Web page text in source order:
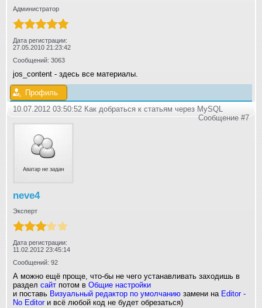
Администратор
Дата регистрации:
27.05.2010 21:23:42
Сообщений: 3063
jos_content - здесь все материалы.
Профиль
10.07.2012 03:50:52 Как добраться к статьям через MySQL
Сообщение #7
neve4
Эксперт
Дата регистрации:
11.02.2012 23:45:14
Сообщений: 92
А можно ещё проще, что-бы не чего устанавливать заходишь в
раздел сайт потом в Общие настройки
и поставь Визуальный редактор по умолчанию замени на Editor -
No Editorи всё любой код не будет обрезаться)